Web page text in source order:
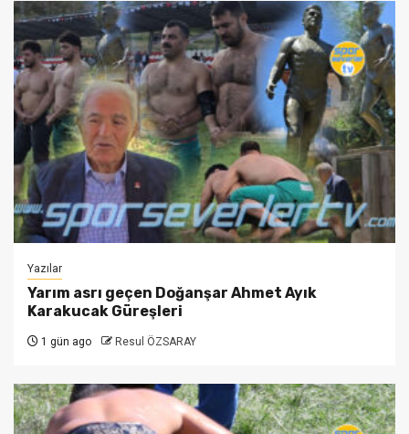
Yazılar
Yarım asrı geçen Doğanşar Ahmet Ayık
Karakucak Güreşleri
1 gün ago Resul ÖZSARAY